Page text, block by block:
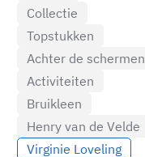
Collectie
Topstukken
Achter de schermen
Activiteiten
Bruikleen
Henry van de Velde
Virginie Loveling